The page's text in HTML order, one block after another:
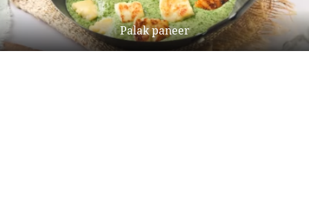
Palak paneer